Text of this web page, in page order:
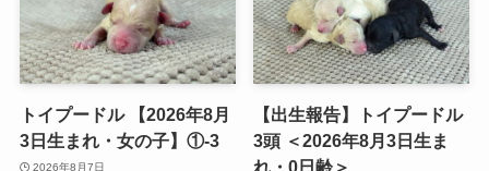
トイプードル 【2026年8月
3日生まれ・女の子】①-3
2026年8月7日
【出生報告】トイプードル
3頭 ＜2026年8月3日生ま
れ・0日齢＞